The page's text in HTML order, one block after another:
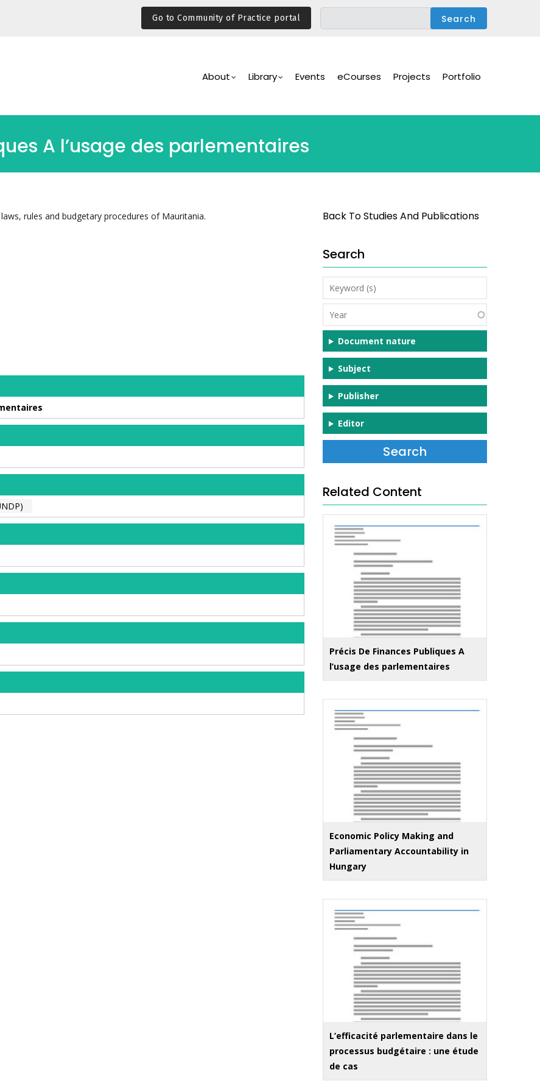
Go to Community of Practice portal
Navigation
About Library Events eCourses Projects Portfolio
A l’usage des parlementaires
rules and budgetary procedures of Mauritania. Back To Studies And Publications
Search
Keyword
(s)
Year
Document nature
Subject
Publisher
Editor
Related Content
Précis De Finances Publiques A
l’usage des parlementaires
Economic Policy Making and
Parliamentary Accountability in
Hungary
L’efficacité parlementaire dans le
processus budgétaire : une étude
de cas